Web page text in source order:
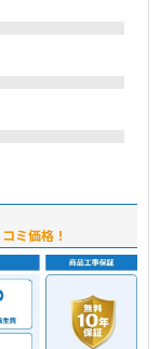
ミ価格！